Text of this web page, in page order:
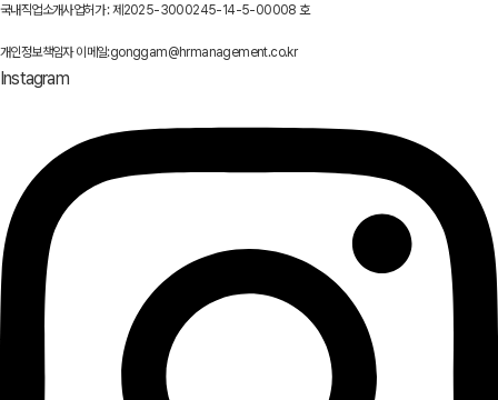
국내직업소개사업허가 : 제2025-3000245-14-5-00008 호
개인정보책임자 이메일:gonggam@hrmanagement.co.kr
Instagram